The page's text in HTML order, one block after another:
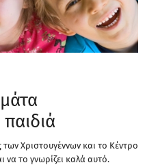
Χριστουγέννων και το Κέντρο
να το γνωρίζει καλά αυτό.